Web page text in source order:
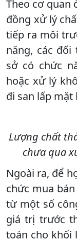
Theo cơ quan
đồng xử lý
tiếp ra môi
năng, các
sở có chức
hoặc xử lý
đi san lấp mặt
Lượng chất
chưa qua
Ngoài ra, để
chức mua
từ một số
giá trị trước
toán cho khối